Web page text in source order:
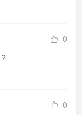
0
0